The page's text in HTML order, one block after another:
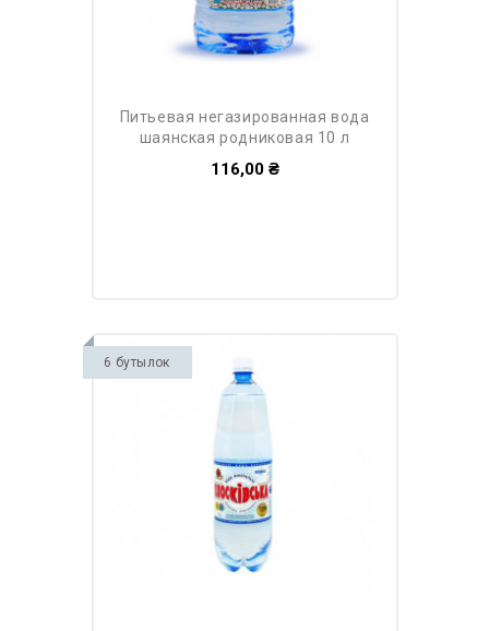
питьевая негазированная вода
шаянская родниковая 10 л
116,00 ₴
6 бутылок